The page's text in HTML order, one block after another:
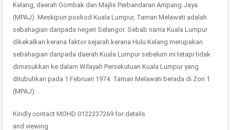
Kelang, daerah Gombak dan Majlis Perbandaran Ampang Jaya
(MPAJ). Meskipun poskod Kuala Lumpur, Taman Melawati adalah
sebahagian daripada negeri Selangor. Sebab nama Kuala Lumpur
dikekalkan kerana faktor sejarah kerana Hulu Kelang merupakan
sebahagian daripada daerah Kuala Lumpur sebelum ini tetapi tidak
dimasukkan ke dalam Wilayah Persekutuan Kuala Lumpur yang
ditubuhkan pada 1 Februari 1974. Taman Melawati berada di Zon 1
(MPAJ).
Kindly contact MOHD 0122237269 for details
and viewing